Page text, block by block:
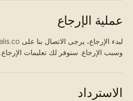
عملية الإرجاع
وسبب الإرجاع. سنوفر لك تعليمات الإرجاع.
الاسترداد